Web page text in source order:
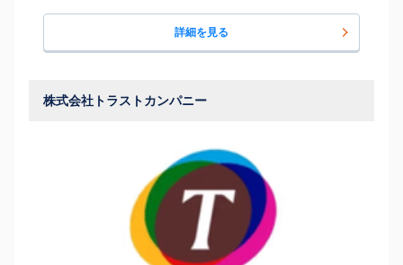
詳細を見る
株式会社トラストカンパニー